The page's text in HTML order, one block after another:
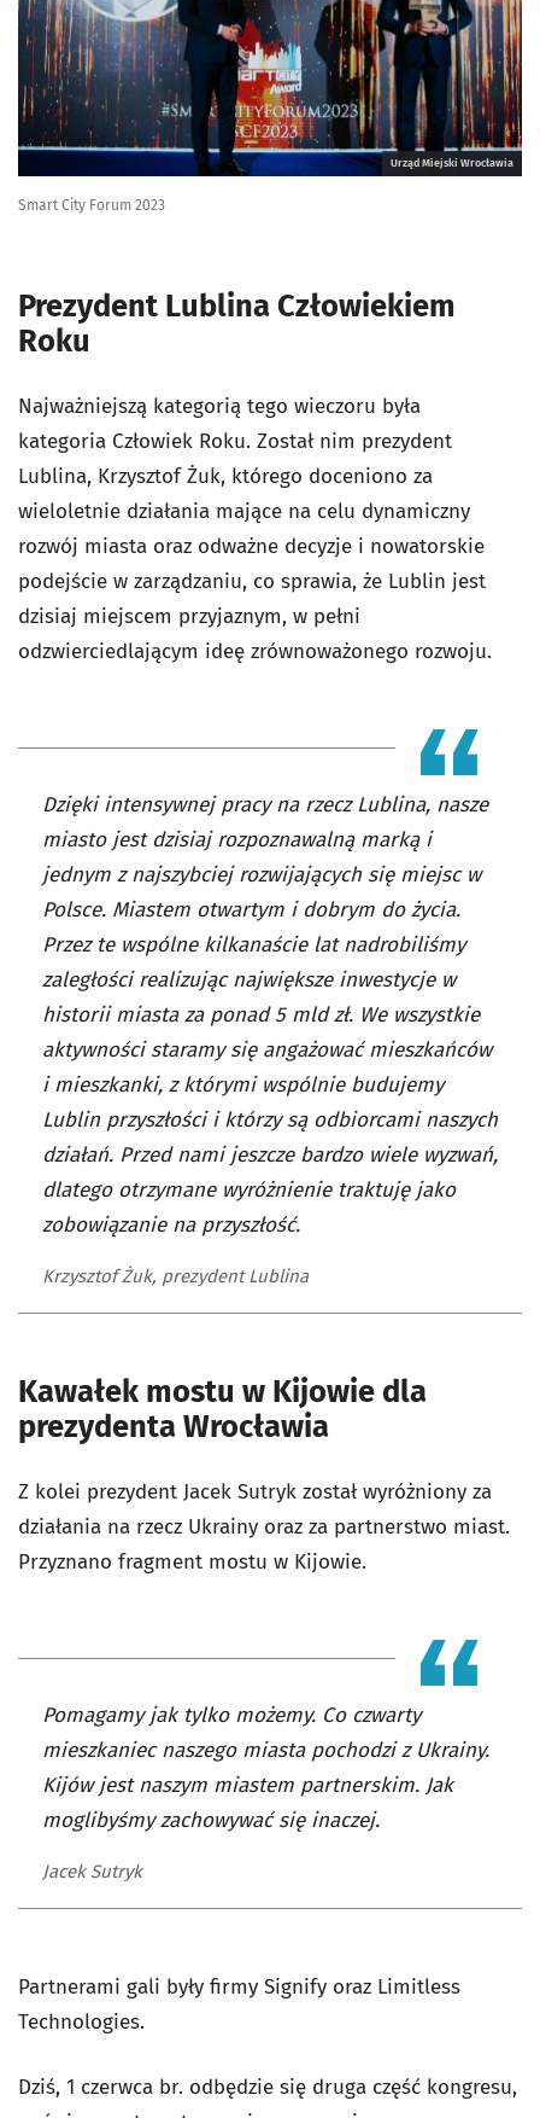
Urząd Miejski Wrocławia
Smart City Forum 2023
Prezydent Lublina Człowiekiem
Roku
Najważniejszą kategorią tego wieczoru była
kategoria Człowiek Roku. Został nim prezydent
Lublina, Krzysztof Żuk, którego doceniono za
wieloletnie działania mające na celu dynamiczny
rozwój miasta oraz odważne decyzje i nowatorskie
podejście w zarządzaniu, co sprawia, że Lublin jest
dzisiaj miejscem przyjaznym, w pełni
odzwierciedlającym ideę zrównoważonego rozwoju.
Dzięki intensywnej pracy na rzecz Lublina, nasze
miasto jest dzisiaj rozpoznawalną marką i
jednym z najszybciej rozwijających się miejsc w
Polsce. Miastem otwartym i dobrym do życia.
Przez te wspólne kilkanaście lat nadrobiliśmy
zaległości realizując największe inwestycje w
historii miasta za ponad 5 mld zł. We wszystkie
aktywności staramy się angażować mieszkańców
i mieszkanki, z którymi wspólnie budujemy
Lublin przyszłości i którzy są odbiorcami naszych
działań. Przed nami jeszcze bardzo wiele wyzwań,
dlatego otrzymane wyróżnienie traktuję jako
zobowiązanie na przyszłość.
Krzysztof Żuk, prezydent Lublina
Kawałek mostu w Kijowie dla
prezydenta Wrocławia
Z kolei prezydent Jacek Sutryk został wyróżniony za
działania na rzecz Ukrainy oraz za partnerstwo miast.
Przyznano fragment mostu w Kijowie.
Pomagamy jak tylko możemy. Co czwarty
mieszkaniec naszego miasta pochodzi z Ukrainy.
Kijów jest naszym miastem partnerskim. Jak
moglibyśmy zachowywać się inaczej.
Jacek Sutryk
Partnerami gali były firmy Signify oraz Limitless
Technologies.
Dziś, 1 czerwca br. odbędzie się druga część kongresu,